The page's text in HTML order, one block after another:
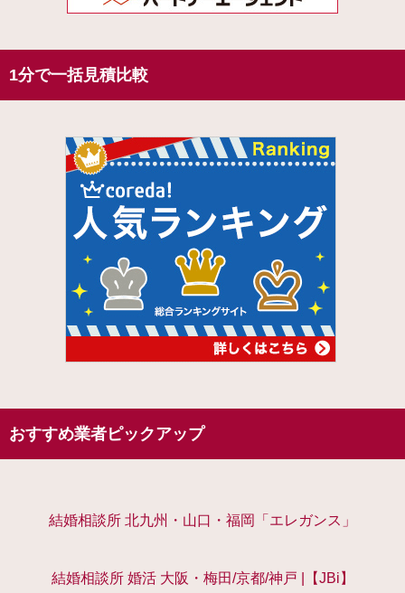
1分で一括見積比較
おすすめ業者ピックアップ
結婚相談所 北九州・山口・福岡「エレガンス」
結婚相談所 婚活 大阪・梅田/京都/神戸 |【JBi】